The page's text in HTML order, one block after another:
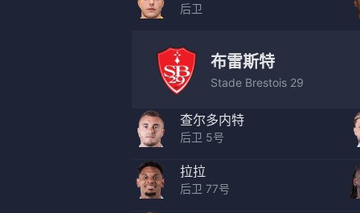
后卫
布雷斯特
Stade Brestois 29
查尔多内特
后卫 5号
拉拉
后卫 77号